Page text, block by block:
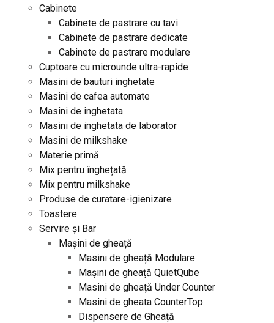
Cabinete
Cabinete de pastrare cu tavi
Cabinete de pastrare dedicate
Cabinete de pastrare modulare
Cuptoare cu microunde ultra-rapide
Masini de bauturi inghetate
Masini de cafea automate
Masini de inghetata
Masini de inghetata de laborator
Masini de milkshake
Materie primă
Mix pentru înghețată
Mix pentru milkshake
Produse de curatare-igienizare
Toastere
Servire și Bar
Mașini de gheață
Masini de gheață Modulare
Mașini de gheață QuietQube
Masini de gheață Under Counter
Masini de gheata CounterTop
Dispensere de Gheață